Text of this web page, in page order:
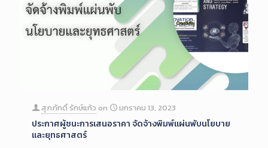
สุภภักดิ์ รักษ์แก้ว on มกราคม 13, 2023
ประกาศผู้ชนะการเสนอราคา จัดจ้างพิมพ์แผ่นพับนโยบาย
และยุทธศาสตร์